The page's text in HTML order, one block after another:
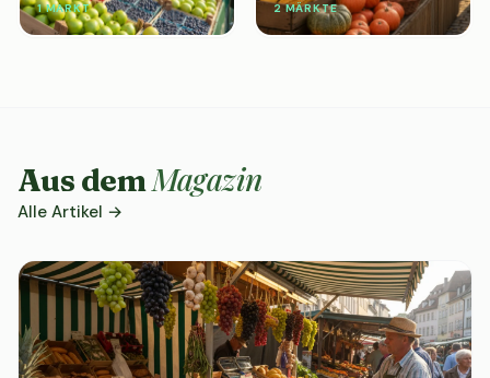
1 MARKT 2 MÄRKTE
Aus demMagazin
Alle Artikel →